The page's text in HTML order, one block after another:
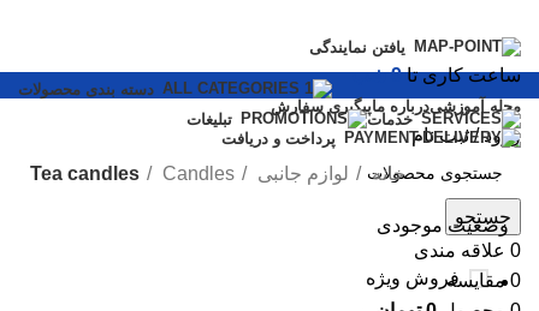
یافتن نمایندگی
ساعت کاری تا9 شب
مجله آموزشیدرباره ماپیگیری سفارش
ورود / ثبت نام
دسته بندی محصولات
خدمات
تبلیغات
پرداخت و دریافت
جستجو
0 علاقه مندی
0 مقایسه
خانه لوازم جانبی Candles
Tea candles
وضعیت موجودی
فروش ویژه